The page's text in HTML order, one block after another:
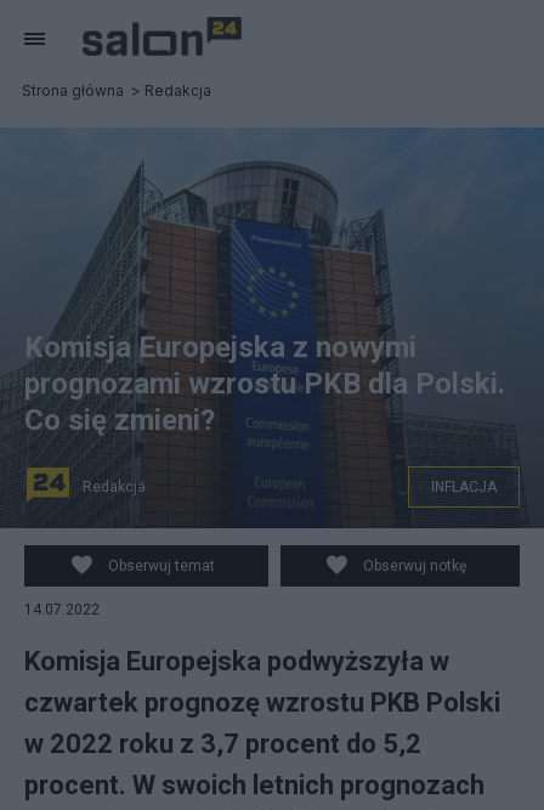
Strona główna Redakcja
KE prognozuje, że w 2022 roku PKB wzrośnie do 5,2
procent, zaś w 2023 spadnie do 1,5 procent. (fot.
Pixabay)
Komisja Europejska z nowymi
prognozami wzrostu PKB dla Polski.
Co się zmieni?
Redakcja INFLACJA
Obserwuj temat Obserwuj notkę
14.07.2022
Komisja Europejska podwyższyła w
czwartek prognozę wzrostu PKB Polski
w 2022 roku z 3,7 procent do 5,2
procent. W swoich letnich prognozach